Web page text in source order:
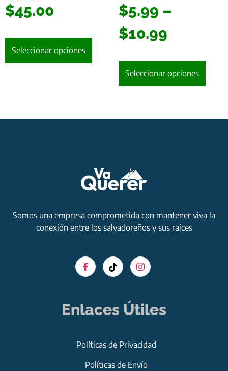
Valorado en
5.00
de 5
$45.00
Seleccionar opciones
Valorado
en
de
5
$5.99 –
$10.99
Seleccionar opciones
Somos una empresa comprometida con mantener viva la
conexión entre los salvadoreños y sus raíces
Enlaces Útiles
Políticas de Privacidad
Políticas de Envío